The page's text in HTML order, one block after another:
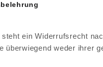
steht ein Widerrufsrecht
überwiegend weder ihrer